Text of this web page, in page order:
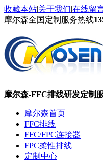
收藏本站|关于我们|在线留
摩尔森全国定制服务热线
摩尔森-FFC排线研发定制
摩尔森首页
FFC排线
FFC/FPC连接器
FPC柔性排线
定制中心